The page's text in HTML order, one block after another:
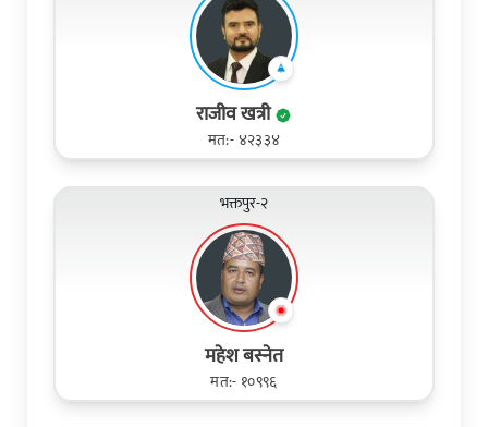
राजीव खत्री
मत:- ४२३३४
भक्तपुर-२
महेश बस्नेत
मत:- १०९९६